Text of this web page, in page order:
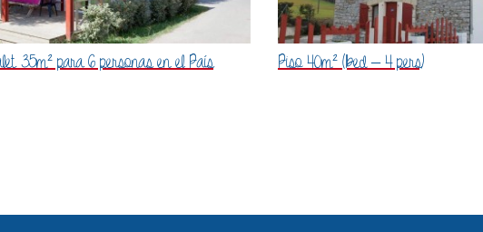
35m² para 6 personas en el País
Piso 40m² (1bed – 4 pers)